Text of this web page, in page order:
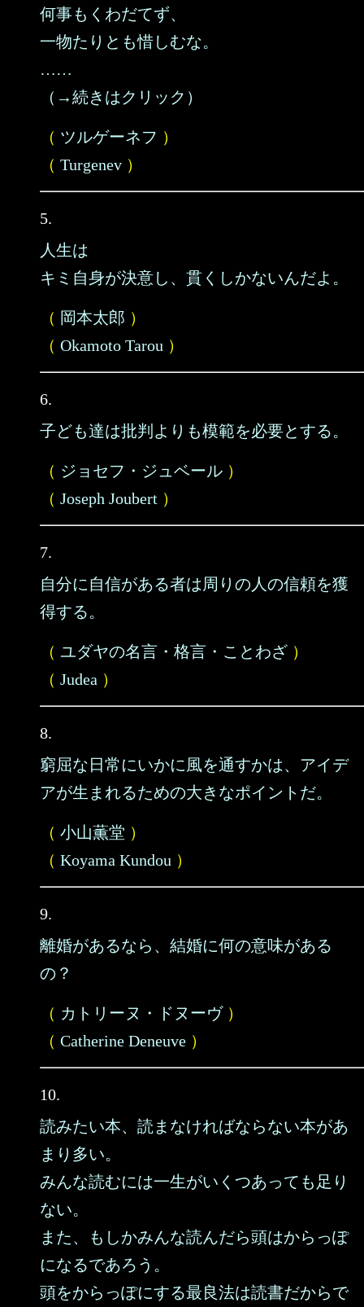
何事もくわだてず、
一物たりとも惜しむな。
……
（→続きはクリック）
（ ツルゲーネフ ）
（ Turgenev ）
5.
人生は
キミ自身が決意し、貫くしかないんだよ。
（ 岡本太郎 ）
（ Okamoto Tarou ）
6.
子ども達は批判よりも模範を必要とする。
（ ジョセフ・ジュベール ）
（ Joseph Joubert ）
7.
自分に自信がある者は周りの人の信頼を獲
得する。
（ ユダヤの名言・格言・ことわざ ）
（ Judea ）
8.
窮屈な日常にいかに風を通すかは、アイデ
アが生まれるための大きなポイントだ。
（ 小山薫堂 ）
（ Koyama Kundou ）
9.
離婚があるなら、結婚に何の意味がある
の？
（ カトリーヌ・ドヌーヴ）
（ Catherine Deneuve ）
10.
読みたい本、読まなければならない本があ
まり多い。
みんな読むには一生がいくつあっても足り
ない。
また、もしかみんな読んだら頭はからっぽ
になるであろう。
頭をからっぽにする最良法は読書だからで